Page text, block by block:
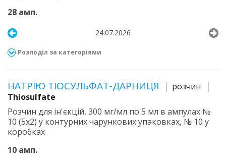
28 амп.
24.07.2026
Розподіл за категоріями
НАТРІЮ ТІОСУЛЬФАТ-ДАРНИЦЯ
розчин
Thiosulfate
Розчин для ін'єкцій, 300 мг/мл по 5 мл в ампулах №
10 (5х2) у контурних чарункових упаковках, № 10 у
коробках
10 амп.